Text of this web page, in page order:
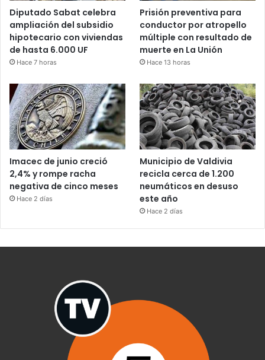
Diputado Sabat celebra
ampliación del subsidio
hipotecario con viviendas
de hasta 6.000 UF
Hace 7 horas
Prisión preventiva para
conductor por atropello
múltiple con resultado de
muerte en La Unión
Hace 13 horas
Imacec de junio creció
2,4% y rompe racha
negativa de cinco meses
Hace 2 días
Municipio de Valdivia
recicla cerca de 1.200
neumáticos en desuso
este año
Hace 2 días